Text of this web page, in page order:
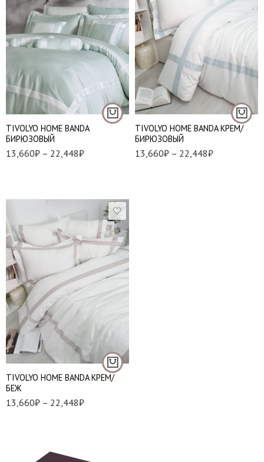
TIVOLYO HOME BANDA
БИРЮЗОВЫЙ
13,660₽ – 22,448₽
1,5 спальный
Евро макси
Семейный
TIVOLYO HOME BANDA КРЕМ/
БИРЮЗОВЫЙ
13,660₽ – 22,448₽
1,5 спальный
Евро стандарт
Евро макси
Семейный
TIVOLYO HOME BANDA КРЕМ/
БЕЖ
13,660₽ – 22,448₽
1,5 спальный
Евро стандарт
Евро макси
Семейный